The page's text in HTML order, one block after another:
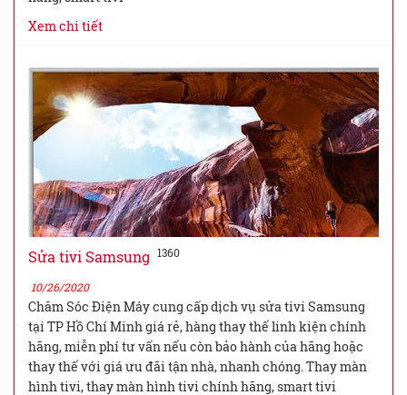
Xem chi tiết
Sửa tivi Samsung 1360
10/26/2020
Chăm Sóc Điện Máy cung cấp dịch vụ sửa tivi Samsung
tại TP Hồ Chí Minh giá rẻ, hàng thay thế linh kiện chính
hãng, miễn phí tư vấn nếu còn bảo hành của hãng hoặc
thay thế với giá ưu đãi tận nhà, nhanh chóng. Thay màn
hình tivi, thay màn hình tivi chính hãng, smart tivi